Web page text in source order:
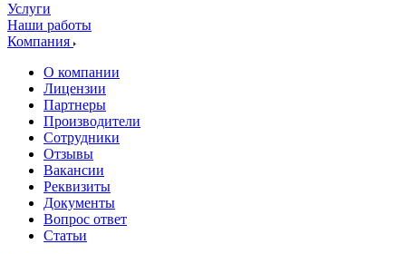
Услуги
Наши работы
Компания
О компании
Лицензии
Партнеры
Производители
Сотрудники
Отзывы
Вакансии
Реквизиты
Документы
Вопрос ответ
Статьи